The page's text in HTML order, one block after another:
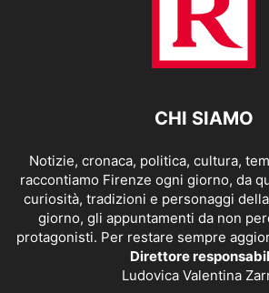
CHI SIAMO
Notizie, cronaca, politica, cultura,
raccontiamo Firenze ogni giorno, da
curiosità, tradizioni e personaggi
giorno, gli appuntamenti da non
protagonisti. Per restare sempre
Direttore
Ludovica Valentina